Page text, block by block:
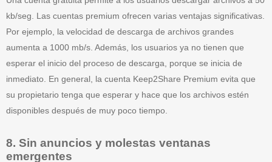
kb/seg. Las cuentas premium ofrecen varias ventajas significativas.
Por ejemplo, la velocidad de descarga de archivos grandes
aumenta a 1000 mb/s. Además, los usuarios ya no tienen que
esperar el inicio del proceso de descarga, porque se inicia de
inmediato. En general, la cuenta Keep2Share Premium evita que
su propietario tenga que esperar y hace que los archivos estén
disponibles después de muy poco tiempo.
8. Sin anuncios y molestas ventanas
emergentes